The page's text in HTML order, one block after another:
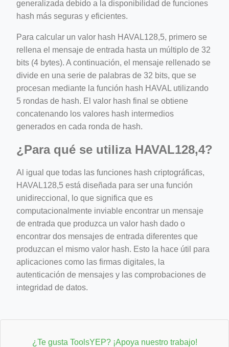
generalizada debido a la disponibilidad de funciones
hash más seguras y eficientes.
Para calcular un valor hash HAVAL128,5, primero se
rellena el mensaje de entrada hasta un múltiplo de 32
bits (4 bytes). A continuación, el mensaje rellenado se
divide en una serie de palabras de 32 bits, que se
procesan mediante la función hash HAVAL utilizando
5 rondas de hash. El valor hash final se obtiene
concatenando los valores hash intermedios
generados en cada ronda de hash.
¿Para qué se utiliza HAVAL128,4?
Al igual que todas las funciones hash criptográficas,
HAVAL128,5 está diseñada para ser una función
unidireccional, lo que significa que es
computacionalmente inviable encontrar un mensaje
de entrada que produzca un valor hash dado o
encontrar dos mensajes de entrada diferentes que
produzcan el mismo valor hash. Esto la hace útil para
aplicaciones como las firmas digitales, la
autenticación de mensajes y las comprobaciones de
integridad de datos.
¿Te gusta ToolsYEP? ¡Apoya nuestro trabajo!